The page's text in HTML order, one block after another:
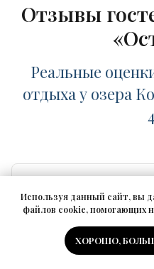
Отзывы
Реальные
отдыха у озера
Используя данный сайт, вы
файлов cookie, помогающих
ХОРОШО,